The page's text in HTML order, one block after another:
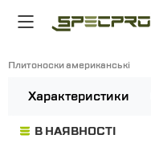
Плитоноски американські
Характеристики
В НАЯВНОСТІ